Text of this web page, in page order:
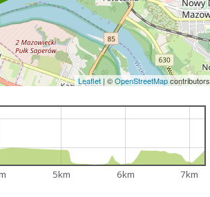
Leaflet | ©OpenStreetMapcontributors
5km 6km 7km